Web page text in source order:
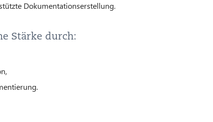
Dokumentationserstellung.
Stärke durch: